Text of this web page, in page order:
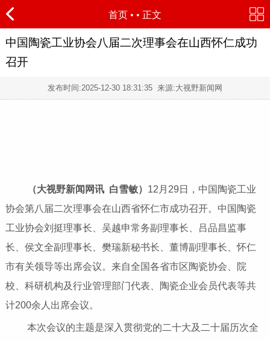
首页 • • 正文
中国陶瓷工业协会八届二次理事会在山西怀仁成功
召开
发布时间:2025-12-30 18:31:35 来源:大视野新闻网
（大视野新闻网讯 白雪敏） 12月29日，中国陶瓷工业
协会第八届二次理事会在山西省怀仁市成功召开。中国陶瓷
工业协会刘挺理事长、吴越申常务副理事长、吕品昌监事
长、侯文全副理事长、樊瑞新秘书长、董博副理事长、怀仁
市有关领导等出席会议。来自全国各省市区陶瓷协会、院
校、科研机构及行业管理部门代表、陶瓷企业会员代表等共
计200余人出席会议。
本次会议的主题是深入贯彻党的二十大及二十届历次全